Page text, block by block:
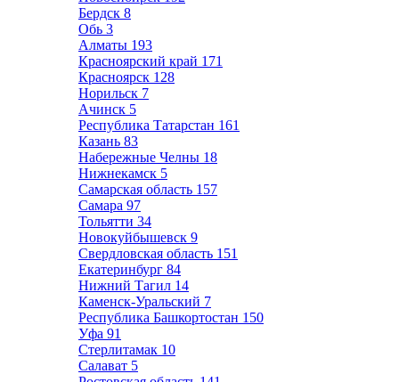
Бердск 8
Обь 3
Алматы 193
Красноярский край 171
Красноярск 128
Норильск 7
Ачинск 5
Республика Татарстан 161
Казань 83
Набережные Челны 18
Нижнекамск 5
Самарская область 157
Самара 97
Тольятти 34
Новокуйбышевск 9
Свердловская область 151
Екатеринбург 84
Нижний Тагил 14
Каменск-Уральский 7
Республика Башкортостан 150
Уфа 91
Стерлитамак 10
Салават 5